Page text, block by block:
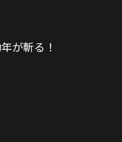
が斬る！